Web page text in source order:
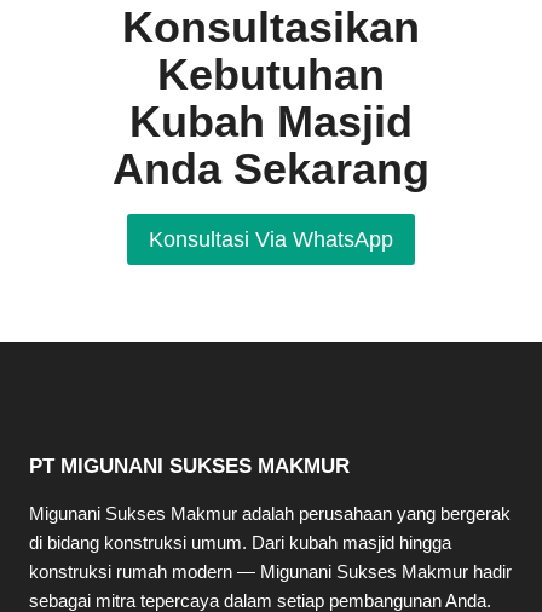
Konsultasikan
Kebutuhan
Kubah Masjid
Anda Sekarang
Konsultasi Via WhatsApp
PT MIGUNANI SUKSES MAKMUR
Migunani Sukses Makmur adalah perusahaan yang bergerak
di bidang konstruksi umum. Dari kubah masjid hingga
konstruksi rumah modern — Migunani Sukses Makmur hadir
sebagai mitra tepercaya dalam setiap pembangunan Anda.